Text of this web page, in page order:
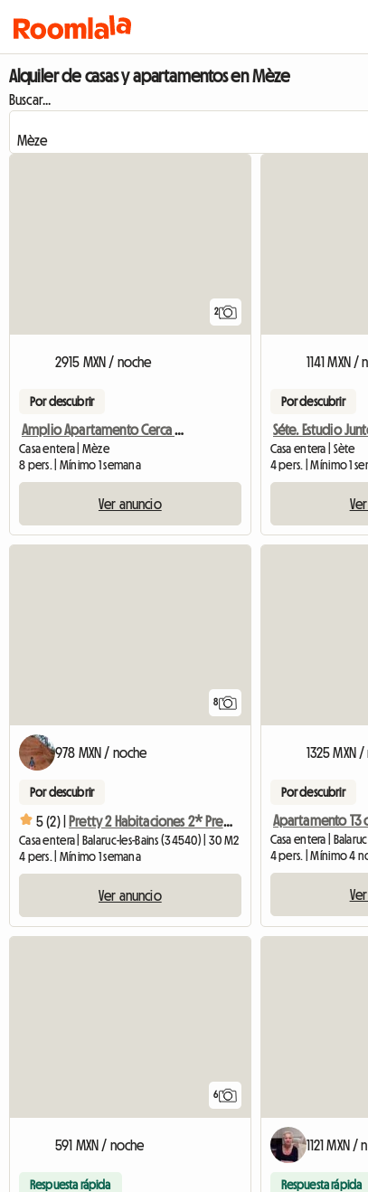
Alquiler de casas y apartamentos en Mèze
Buscar...
2
2915 MXN / noche
Por descubrir
Amplio Apartamento Cerca Del Per 7/8pers
Casa entera | Mèze
8 pers. | Mínimo 1 semana
Ver anuncio
1141 MXN /
Por descubrir
Casa entera | Sète
4 pers. | Mínimo 1
8
978 MXN / noche
Por descubrir
5 (2) | Pretty 2 Habitaciones 2* Pretty Park View Balconloggia Wifi Estacionamiento
Casa entera | Balaruc-les-Bains (34540) | 30 M2
4 pers. | Mínimo 1 semana
Ver anuncio
1325 MXN
Por descubrir
Casa entera |
4 pers. | Mínimo 4
6
591 MXN / noche
Respuesta rápida
1121 MXN /
Respuesta rápida